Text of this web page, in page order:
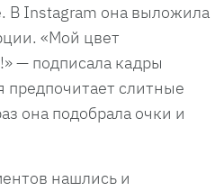
В Instagram она выложила
«Мой цвет
— подписала кадры
предпочитает слитные
она подобрала очки и
нашлись и